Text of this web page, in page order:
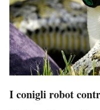
I conigli robot